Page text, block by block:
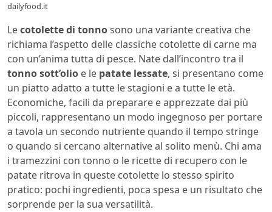
dailyfood.it
Lecotolette di tonnosono una variante creativa che
richiama l’aspetto delle classiche cotolette di carne ma
con un’anima tutta di pesce. Nate dall’incontro tra il
tonno sott’olio e le patate lessate, si presentano come
un piatto adatto a tutte le stagioni e a tutte le età.
Economiche, facili da preparare e apprezzate dai più
piccoli, rappresentano un modo ingegnoso per portare
a tavola un secondo nutriente quando il tempo stringe
o quando si cercano alternative al solito menù. Chi ama
i tramezzini con tonno o le ricette di recupero con le
patate ritrova in queste cotolette lo stesso spirito
pratico: pochi ingredienti, poca spesa e un risultato che
sorprende per la sua versatilità.